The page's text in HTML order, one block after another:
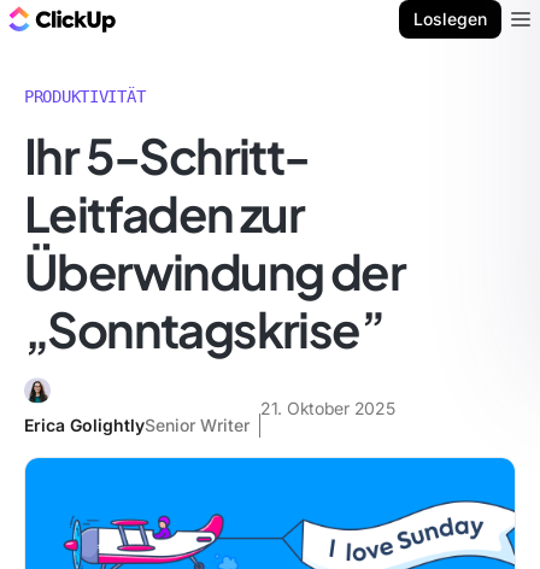
Loslegen
PRODUKTIVITÄT
Ihr 5-Schritt-
Leitfaden zur
Überwindung der
„Sonntagskrise”
Erica GolightlySenior Writer
21. Oktober 2025